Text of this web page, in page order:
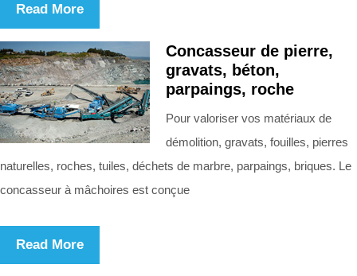
Read More
Concasseur de pierre,
gravats, béton,
parpaings, roche
Pour valoriser vos matériaux de
démolition, gravats, fouilles, pierres
naturelles, roches, tuiles, déchets de marbre, parpaings, briques. Le
concasseur à mâchoires est conçue
Read More